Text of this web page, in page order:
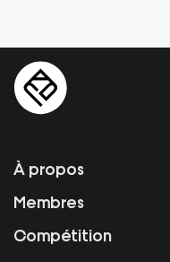
À propos
Membres
Compétition